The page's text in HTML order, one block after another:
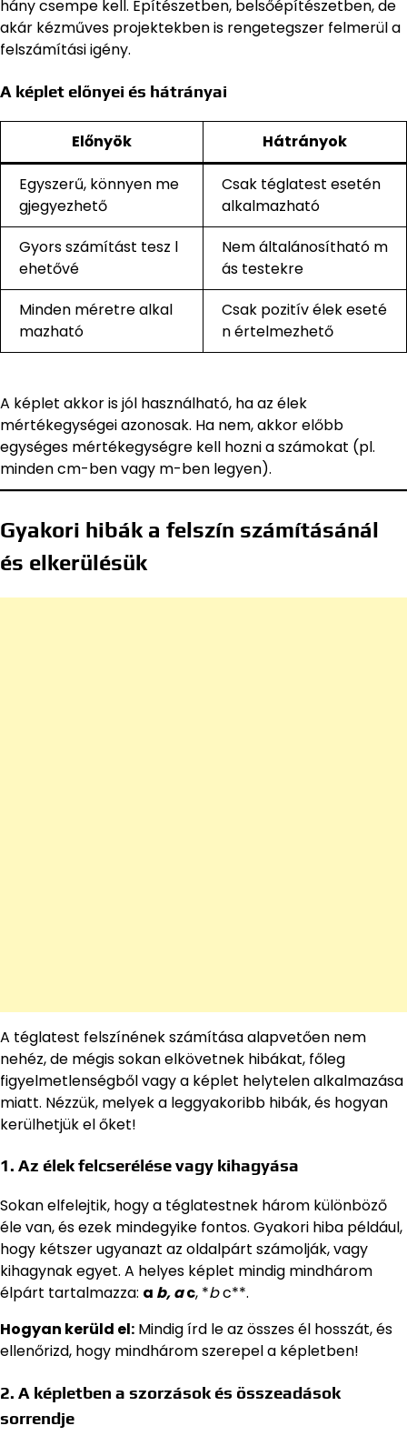
hány csempe kell. Építészetben, belsőépítészetben, de
akár kézműves projektekben is rengetegszer felmerül a
felszámítási igény.
A képlet előnyei és hátrányai
Előnyök Hátrányok
Egyszerű, könnyen me
gjegyezhető
Csak téglatest esetén
alkalmazható
Gyors számítást tesz l
ehetővé
Nem általánosítható m
ás testekre
Minden méretre alkal
mazható
Csak pozitív élek eseté
n értelmezhető
A képlet akkor is jól használható, ha az élek
mértékegységei azonosak. Ha nem, akkor előbb
egységes mértékegységre kell hozni a számokat (pl.
minden cm-ben vagy m-ben legyen).
Gyakori hibák a felszín számításánál
és elkerülésük
A téglatest felszínének számítása alapvetően nem
nehéz, de mégis sokan elkövetnek hibákat, főleg
figyelmetlenségből vagy a képlet helytelen alkalmazása
miatt. Nézzük, melyek a leggyakoribb hibák, és hogyan
kerülhetjük el őket!
1. Az élek felcserélése vagy kihagyása
Sokan elfelejtik, hogy a téglatestnek három különböző
éle van, és ezek mindegyike fontos. Gyakori hiba például,
hogy kétszer ugyanazt az oldalpárt számolják, vagy
kihagynak egyet. A helyes képlet mindig mindhárom
élpárt tartalmazza: a b,ac, *bc**.
Hogyan kerüld el: Mindig írd le az összes él hosszát, és
ellenőrizd, hogy mindhárom szerepel a képletben!
2. A képletben a szorzások és összeadások
sorrendje